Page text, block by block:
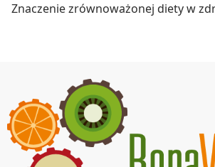
Znaczenie zrównoważonej diety w